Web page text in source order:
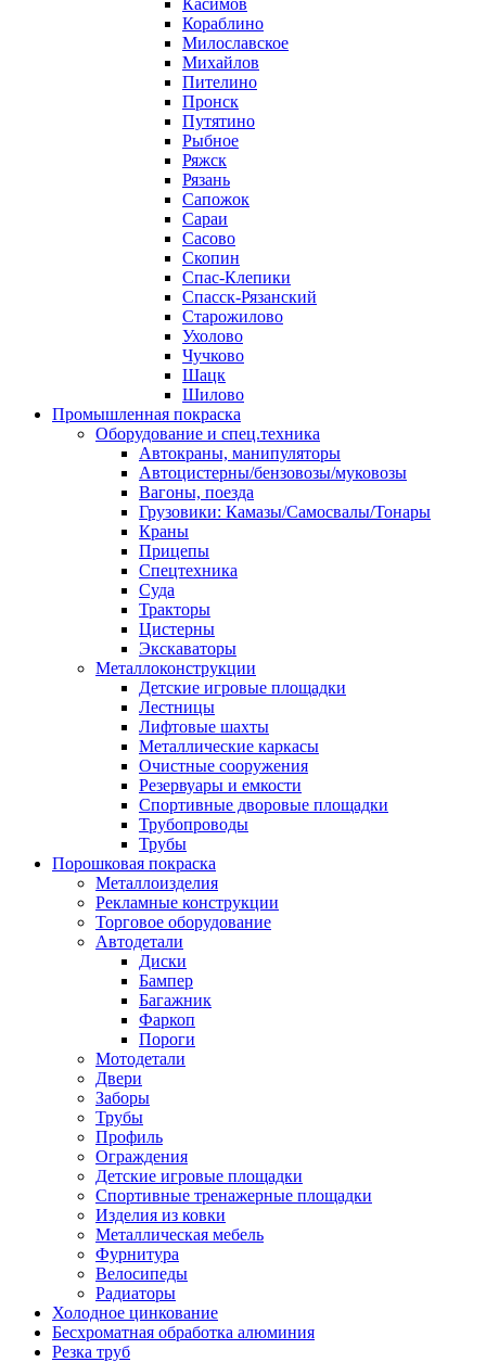
Кораблино
Милославское
Михайлов
Пителино
Пронск
Путятино
Рыбное
Ряжск
Рязань
Сапожок
Сараи
Сасово
Скопин
Спас-Клепики
Спасск-Рязанский
Старожилово
Ухолово
Чучково
Шацк
Шилово
Промышленная покраска
Оборудование и спец.техника
Автокраны, манипуляторы
Автоцистерны/бензовозы/муковозы
Вагоны, поезда
Грузовики: Камазы/Самосвалы/Тонары
Краны
Прицепы
Спецтехника
Суда
Тракторы
Цистерны
Экскаваторы
Металлоконструкции
Детские игровые площадки
Лестницы
Лифтовые шахты
Металлические каркасы
Очистные сооружения
Резервуары и емкости
Спортивные дворовые площадки
Трубопроводы
Трубы
Порошковая покраска
Металлоизделия
Рекламные конструкции
Торговое оборудование
Автодетали
Диски
Бампер
Багажник
Фаркоп
Пороги
Мотодетали
Двери
Заборы
Трубы
Профиль
Ограждения
Детские игровые площадки
Спортивные тренажерные площадки
Изделия из ковки
Металлическая мебель
Фурнитура
Велосипеды
Радиаторы
Холодное цинкование
Бесхроматная обработка алюминия
Резка труб